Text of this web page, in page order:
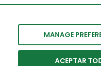
MANAGE
ACEPTAR